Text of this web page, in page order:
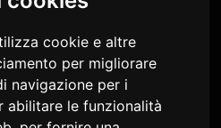
cookie e altre
per migliorare
navigazione per i
abilitare le funzionalità
di